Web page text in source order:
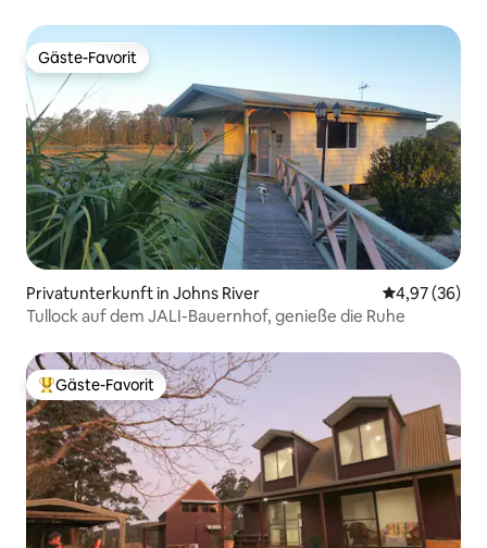
Gäste-Favorit
Gäste-Favorit
Privatunterkunft in Johns River
4,97 (36)
Tullock auf dem JALI-Bauernhof, genieße die Ruhe
Beliebter Gäste-Favorit.
Gäste-Favorit